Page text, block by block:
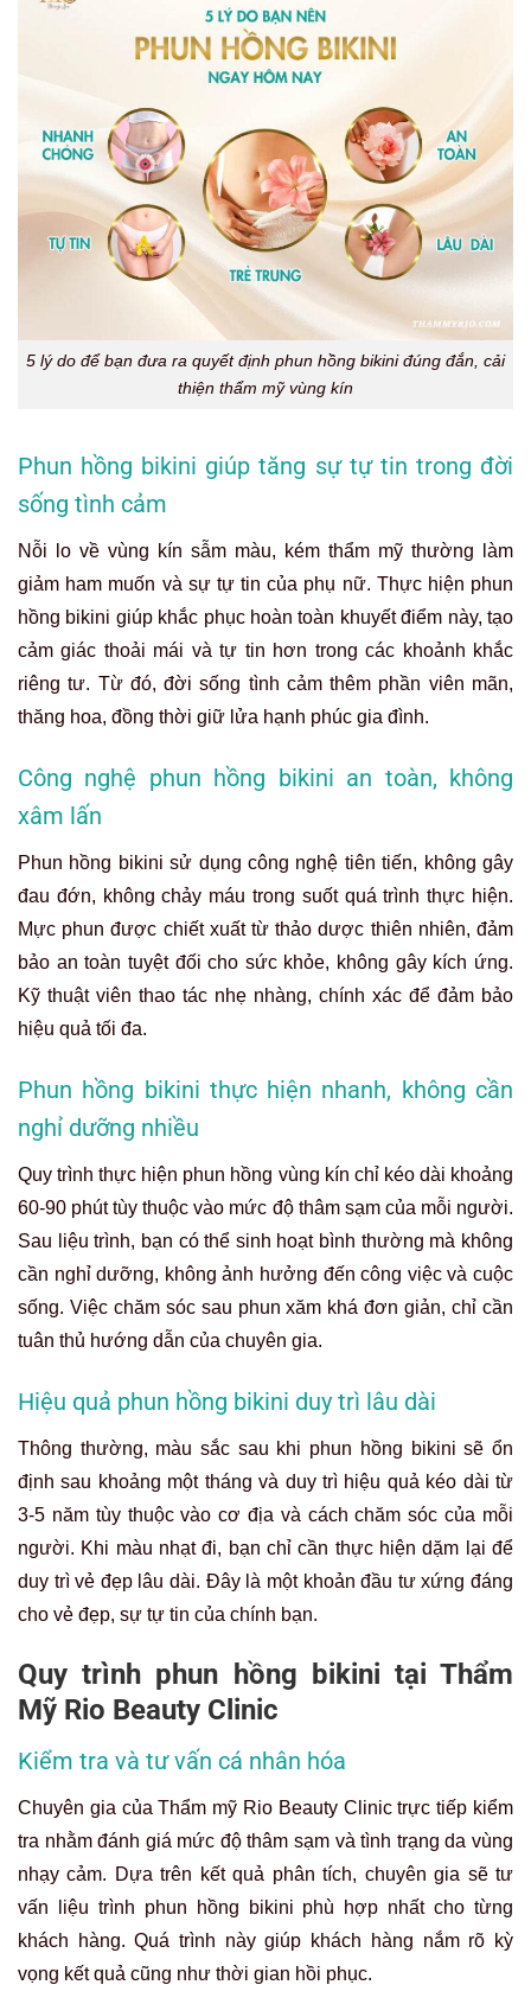
5 lý do để bạn đưa ra quyết định phun hồng bikini đúng đắn, cải
thiện thẩm mỹ vùng kín
Phun hồng bikini giúp tăng sự tự tin trong đời
sống tình cảm
Nỗi lo về vùng kín sẫm màu, kém thẩm mỹ thường làm
giảm ham muốn và sự tự tin của phụ nữ. Thực hiện phun
hồng bikini giúp khắc phục hoàn toàn khuyết điểm này, tạo
cảm giác thoải mái và tự tin hơn trong các khoảnh khắc
riêng tư. Từ đó, đời sống tình cảm thêm phần viên mãn,
thăng hoa, đồng thời giữ lửa hạnh phúc gia đình.
Công nghệ phun hồng bikini an toàn, không
xâm lấn
Phun hồng bikini sử dụng công nghệ tiên tiến, không gây
đau đớn, không chảy máu trong suốt quá trình thực hiện.
Mực phun được chiết xuất từ thảo dược thiên nhiên, đảm
bảo an toàn tuyệt đối cho sức khỏe, không gây kích ứng.
Kỹ thuật viên thao tác nhẹ nhàng, chính xác để đảm bảo
hiệu quả tối đa.
Phun hồng bikini thực hiện nhanh, không cần
nghỉ dưỡng nhiều
Quy trình thực hiện phun hồng vùng kín chỉ kéo dài khoảng
60-90 phút tùy thuộc vào mức độ thâm sạm của mỗi người.
Sau liệu trình, bạn có thể sinh hoạt bình thường mà không
cần nghỉ dưỡng, không ảnh hưởng đến công việc và cuộc
sống. Việc chăm sóc sau phun xăm khá đơn giản, chỉ cần
tuân thủ hướng dẫn của chuyên gia.
Hiệu quả phun hồng bikini duy trì lâu dài
Thông thường, màu sắc sau khi phun hồng bikini sẽ ổn
định sau khoảng một tháng và duy trì hiệu quả kéo dài từ
3-5 năm tùy thuộc vào cơ địa và cách chăm sóc của mỗi
người. Khi màu nhạt đi, bạn chỉ cần thực hiện dặm lại để
duy trì vẻ đẹp lâu dài. Đây là một khoản đầu tư xứng đáng
cho vẻ đẹp, sự tự tin của chính bạn.
Quy trình phun hồng bikini tại Thẩm
Mỹ Rio Beauty Clinic
Kiểm tra và tư vấn cá nhân hóa
Chuyên gia của Thẩm mỹ Rio Beauty Clinic trực tiếp kiểm
tra nhằm đánh giá mức độ thâm sạm và tình trạng da vùng
nhạy cảm. Dựa trên kết quả phân tích, chuyên gia sẽ tư
vấn liệu trình phun hồng bikini phù hợp nhất cho từng
khách hàng. Quá trình này giúp khách hàng nắm rõ kỳ
vọng kết quả cũng như thời gian hồi phục.